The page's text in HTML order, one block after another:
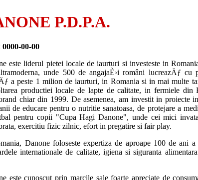
P.D.P.A.
0000-00-00
este liderul pietei locale de iaurturi si investeste in
unde 500 de angajaÈ›i români lucreazÄƒ
a peste 1 milion de iaurturi, in Romania si in mai multe
productiei locale de lapte de calitate, in fermiele din
chiar din 1999. De asemenea, am investit in proiecte
de educare pentru o nutritie sanatoasa, de protejare a
pentru copii "Cupa Hagi Danone", unde cei mici
exercitiu fizic zilnic, efort in pregatire si fair play.
Danone foloseste expertiza de aproape 100 de ani
internationale de calitate, igiena si siguranta
este cunoscut prin marcile sale foarte apreciate de